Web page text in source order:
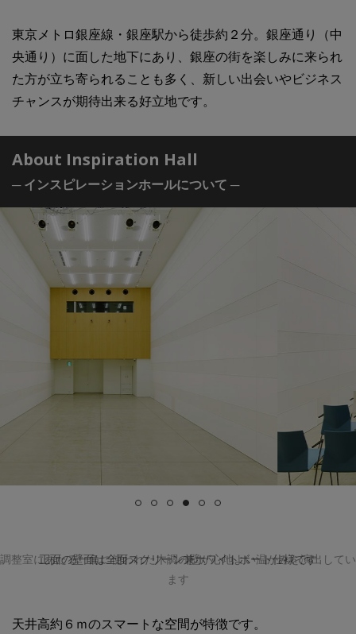
東京メトロ銀座線・銀座駅から徒歩約２分。銀座通り（中
央通り）に面した地下にあり、銀座の街を楽しみに来られ
た方が立ち寄られることも多く、新しい出会いやビジネス
チャンスが期待出来る好立地です。
About Inspiration Hall
─ インスピレーションホールについて ─
正面の壁面は全面スクリーン兼ホワイトボート仕様です
天井高約６ｍのスマートな空間が特徴です。